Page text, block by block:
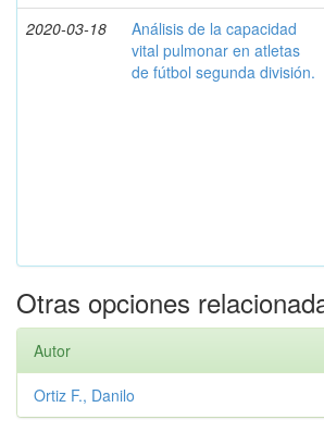
2020-03-18
Análisis de la capacidad
vital pulmonar en atletas
de fútbol segunda división.
Otras opciones
Autor
Ortiz F., Danilo